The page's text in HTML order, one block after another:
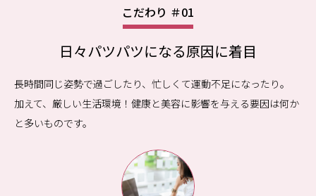
こだわり ＃01
日々パツパツになる原因に着目
長時間同じ姿勢で過ごしたり、忙しくて運動不足になったり。
加えて、厳しい生活環境！健康と美容に影響を与える要因は何か
と多いものです。